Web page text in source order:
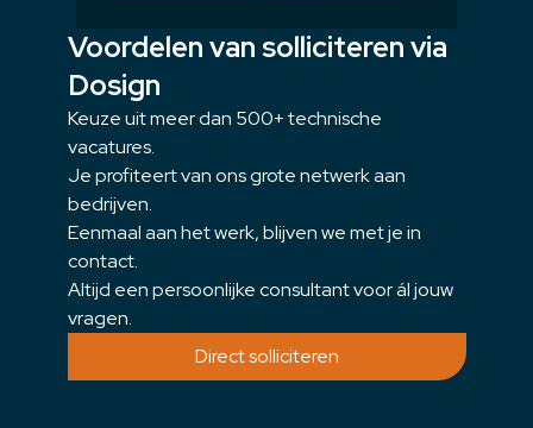
Voordelen van solliciteren via
Dosign
Keuze uit meer dan 500+ technische
vacatures.
Je profiteert van ons grote netwerk aan
bedrijven.
Eenmaal aan het werk, blijven we met je in
contact.
Altijd een persoonlijke consultant voor ál jouw
vragen.
Direct solliciteren